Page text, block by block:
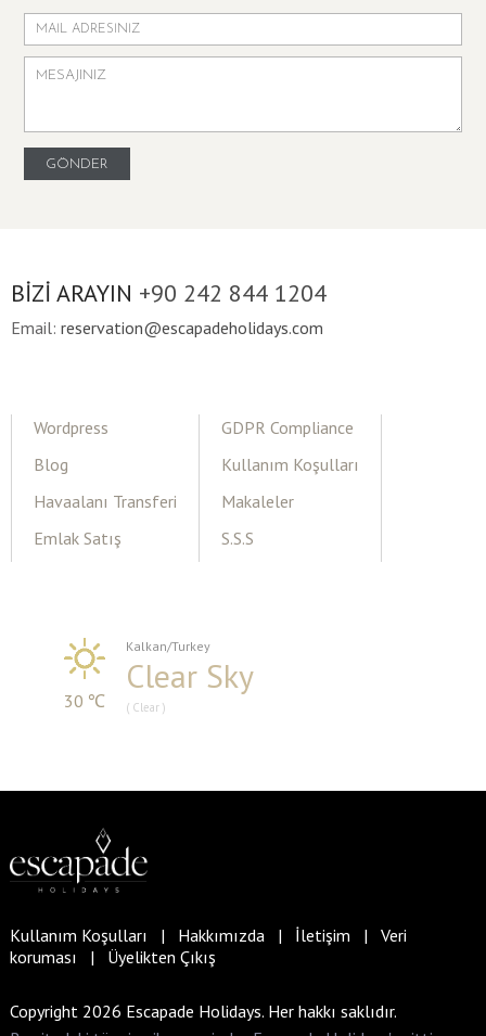
BİZİ ARAYIN +90 242 844 1204
Email: reservation@escapadeholidays.com
Wordpress
Blog
Havaalanı Transferi
Emlak Satış
GDPR Compliance
Kullanım Koşulları
Makaleler
S.S.S
30 ℃
Kalkan/Turkey
Clear Sky
( Clear )
Kullanım Koşulları | Hakkımızda| İletişim | Veri
koruması | Üyelikten Çıkış
Copyright 2026 Escapade Holidays. Her hakkı saklıdır.